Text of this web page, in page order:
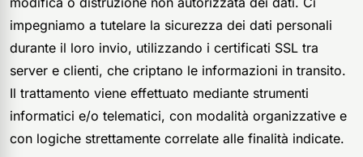
impegniamo a tutelare la sicurezza dei dati personali
durante il loro invio, utilizzando i certificati SSL tra
server e clienti, che criptano le informazioni in transito.
Il trattamento viene effettuato mediante strumenti
informatici e/o telematici, con modalità organizzative e
con logiche strettamente correlate alle finalità indicate.